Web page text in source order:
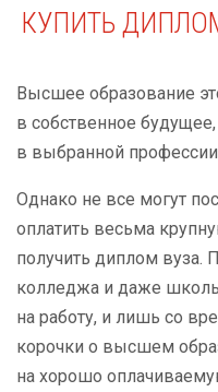
КУПИТЬ
Высшее образование
в собственное
в выбранной
Однако не все могут
оплатить весьма
получить диплом вуза.
колледжа и даже
на работу, и лишь со
корочки о высшем
на хорошо